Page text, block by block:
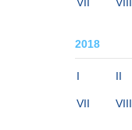
2018
I II
VII VIII